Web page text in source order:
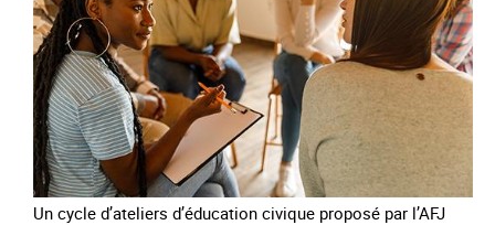
la
France
Un cycle d’ateliers d’éducation civique proposé par l’AFJ